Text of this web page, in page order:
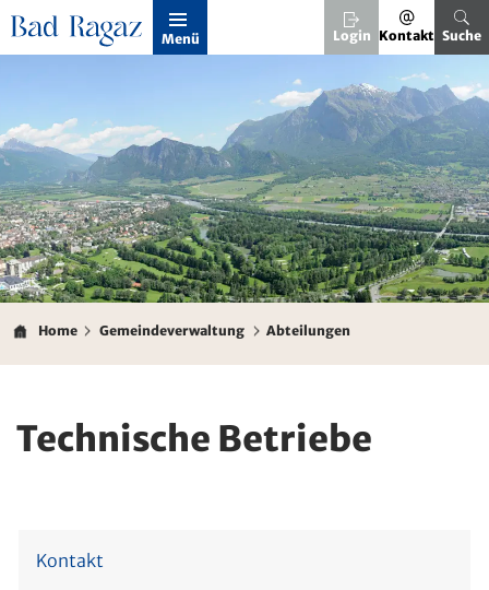
Kopfzeile Menü Login Kontakt Suche
Home Gemeindeverwaltung Abteilungen
Technische Betriebe
Kontakt
Zugehörige Objekte